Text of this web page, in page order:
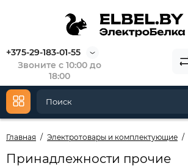
+375-29-183-01-55
Звоните с 10:00 до
18:00
Главная Электротовары и комплектующие
Принадлежности прочие